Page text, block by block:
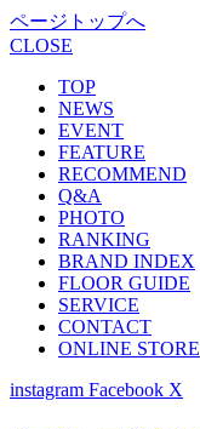
ページトップへ
CLOSE
TOP
NEWS
EVENT
FEATURE
RECOMMEND
Q&A
PHOTO
RANKING
BRAND INDEX
FLOOR GUIDE
SERVICE
CONTACT
ONLINE STORE
instagram Facebook X